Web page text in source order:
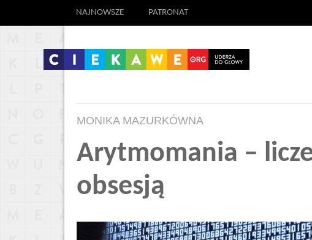
NAJNOWSZE PATRONAT
MONIKA MAZURKÓWNA
Arytmomania –
obsesją